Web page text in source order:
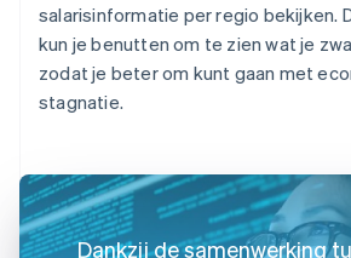
salarisinformatie per regio bekijken.
kun je benutten om te zien wat je
zodat je beter om kunt gaan met
stagnatie.
Dankzij de samenwerking